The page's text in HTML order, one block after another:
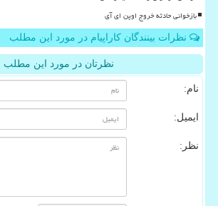
بازخوانی حادثه خروج اوپن ای آی
نظرات بینندگان کاراپیام در مورد این مطلب
نظرتان در مورد این مطلب
نام:
ایمیل:
نظر: